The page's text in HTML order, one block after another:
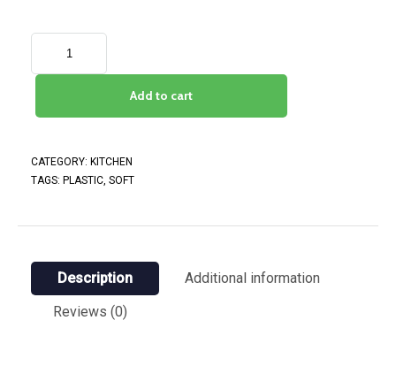
Add to cart
CATEGORY: KITCHEN
TAGS: PLASTIC SOFT
Description
Additional information
Reviews (0)